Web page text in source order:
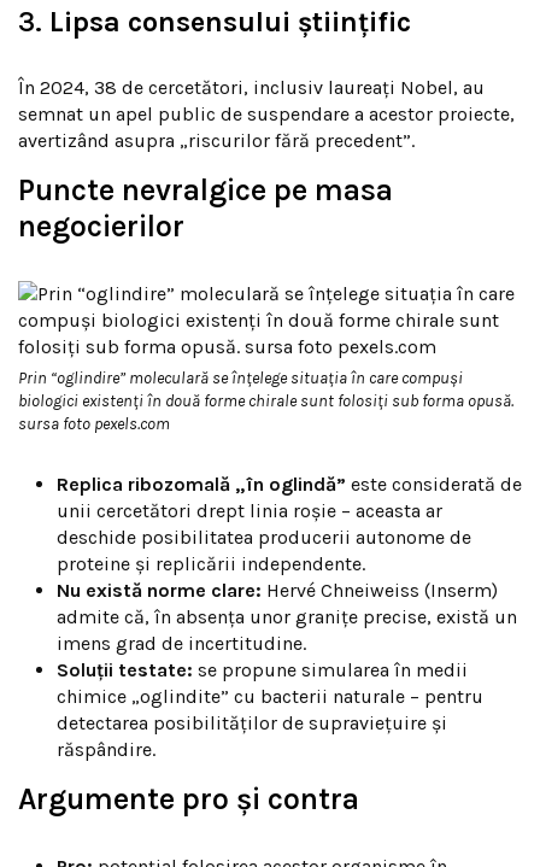
3. Lipsa consensului științific
În 2024, 38 de cercetători, inclusiv laureați Nobel, au
semnat un apel public de suspendare a acestor proiecte,
avertizând asupra „riscurilor fără precedent”.
Puncte nevralgice pe masa
negocierilor
Prin “oglindire” moleculară se înțelege situația în care compuși
biologici existenți în două forme chirale sunt folosiți sub forma opusă.
sursa foto pexels.com
Replica ribozomală „în oglindă” este considerată de
unii cercetători drept linia roșie – aceasta ar
deschide posibilitatea producerii autonome de
proteine și replicării independente.
Nu există norme clare: Hervé Chneiweiss (Inserm)
admite că, în absența unor granițe precise, există un
imens grad de incertitudine.
Soluții testate: se propune simularea în medii
chimice „oglindite” cu bacterii naturale – pentru
detectarea posibilităților de supraviețuire și
răspândire.
Argumente pro și contra